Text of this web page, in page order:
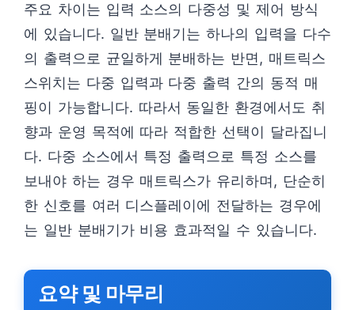
주요 차이는 입력 소스의 다중성 및 제어 방식
에 있습니다. 일반 분배기는 하나의 입력을 다수
의 출력으로 균일하게 분배하는 반면, 매트릭스
스위치는 다중 입력과 다중 출력 간의 동적 매
핑이 가능합니다. 따라서 동일한 환경에서도 취
향과 운영 목적에 따라 적합한 선택이 달라집니
다. 다중 소스에서 특정 출력으로 특정 소스를
보내야 하는 경우 매트릭스가 유리하며, 단순히
한 신호를 여러 디스플레이에 전달하는 경우에
는 일반 분배기가 비용 효과적일 수 있습니다.
요약 및 마무리